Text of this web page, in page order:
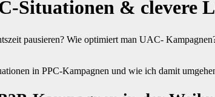
Situationen & clevere
pausieren? Wie optimiert man UAC-
in PPC-Kampagnen und wie ich damit